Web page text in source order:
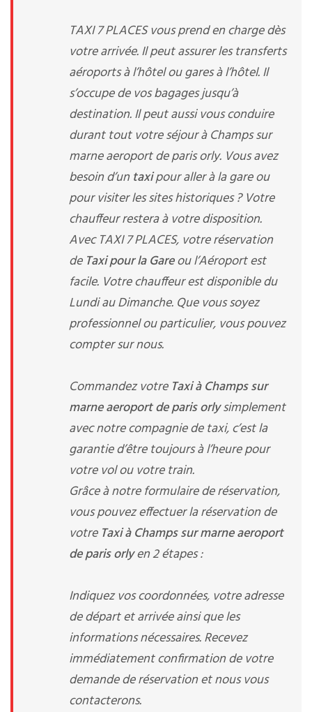
TAXI 7 PLACES vous prend en charge dès
votre arrivée. Il peut assurer les transferts
aéroports à l’hôtel ou gares à l’hôtel. Il
s’occupe de vos bagages jusqu’à
destination. Il peut aussi vous conduire
durant tout votre séjour à Champs sur
marne aeroport de paris orly. Vous avez
besoin d’un taxipour aller à la gare ou
pour visiter les sites historiques ? Votre
chauffeur restera à votre disposition.
Avec TAXI 7 PLACES, votre réservation
de Taxi pour la Gareou l’Aéroport est
facile. Votre chauffeur est disponible du
Lundi au Dimanche. Que vous soyez
professionnel ou particulier, vous pouvez
compter sur nous.
Commandez votre Taxi à Champs sur
marne aeroport de paris orlysimplement
avec notre compagnie de taxi, c’est la
garantie d’être toujours à l’heure pour
votre vol ou votre train.
Grâce à notre formulaire de réservation,
vous pouvez effectuer la réservation de
votre Taxi à Champs sur marne aeroport
de paris orlyen 2 étapes :
Indiquez vos coordonnées, votre adresse
de départ et arrivée ainsi que les
informations nécessaires. Recevez
immédiatement confirmation de votre
demande de réservation et nous vous
contacterons.